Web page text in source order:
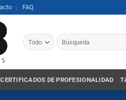
FAQ
Buscar
por:
CERTIFICADOS DE PROFESIONALIDAD